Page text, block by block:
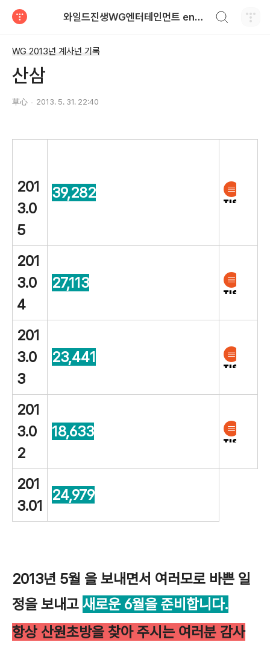
와일드진생WG엔터테인먼트 entertainment
WG 2013년 계사년 기록
산삼
草心 2013. 5. 31. 22:40
201
3.0
5
39,282
201
3.0
4
27,113
201
3.0
3
23,441
201
3.0
2
18,633
201
3.01
24,979
2013년 5월 을 보내면서 여러모로 바쁜 일
정을 보내고 새로운 6월을 준비합니다.
항상 산원초방을 찾아 주시는 여러분 감사